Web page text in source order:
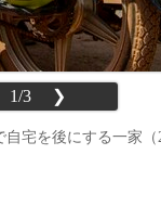
1/3 ❯
宅を後にする一家（